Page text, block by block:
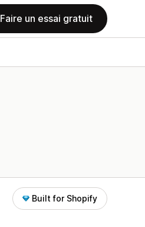
Faire un essai gratuit
Built for Shopify